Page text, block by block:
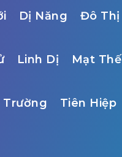
Dị Năng Đô Thị
Linh Dị Mạt Thế
Trường Tiên Hiệp